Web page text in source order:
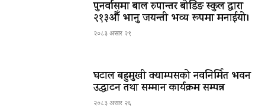
पुनर्वासमा बाल रुपान्तर बोर्डिङ स्कुल द्धारा
२१३औँ भानु जयन्ती भव्य रूपमा मनाईयो।
२०८३ असार २९
घटाल बहुमुखी क्याम्पसको नवनिर्मित भवन
उद्घाटन तथा सम्मान कार्यक्रम सम्पन्न
२०८३ असार २६